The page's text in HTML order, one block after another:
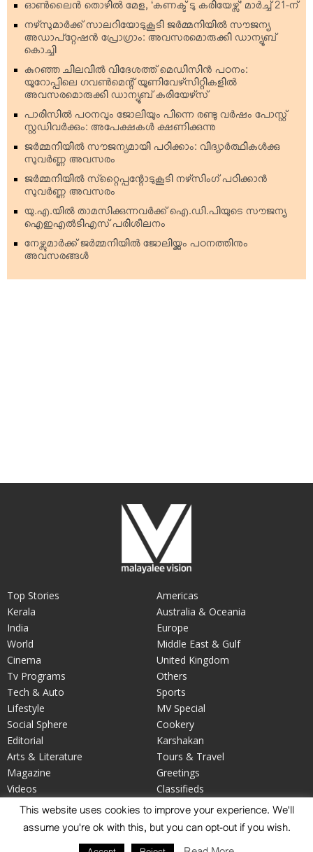
ഓണ്‍ലൈന്‍ തൊഴില്‍ മേള, ‘കണക്ട് ടു കരിയേഴ്സ്’ മാര്‍ച്ച് 21-ന്
നഴ്‌സുമാര്‍ക്ക് സാലറിയോടുകൂടി ജര്‍മ്മനിയില്‍ സൗജന്യ
അഡാപ്റ്റേഷന്‍ പ്രോഗ്രാം: അവസരമൊരുക്കി ഡാന്യൂബ്
കൊച്ചി
കുറഞ്ഞ ചിലവില്‍ വിദേശത്ത് മെഡിസിന്‍ പഠനം:
യൂറോപ്പിലെ ഗവണ്‍മെന്റ് യൂണിവേഴ്‌സിറ്റികളില്‍
അവസരമൊരുക്കി ഡാന്യൂബ് കരിയേഴ്‌സ്
പാരിസില്‍ പഠനവും ജോലിയും പിന്നെ രണ്ടു വര്‍ഷം പോസ്റ്റ്
സ്റ്റഡിവര്‍ക്കും: അപേക്ഷകള്‍ ക്ഷണിക്കുന്നു
ജര്‍മ്മനിയില്‍ സൗജന്യമായി പഠിക്കാം: വിദ്യാര്‍ത്ഥികള്‍ക്കു
സുവര്‍ണ്ണ അവസരം
ജര്‍മ്മനിയില്‍ സ്‌റ്റൈപ്പന്റോടുകൂടി നഴ്‌സിംഗ് പഠിക്കാന്‍
സുവര്‍ണ്ണ അവസരം
യു.എ.യില്‍ താമസിക്കുന്നവര്‍ക്ക് ഐ.ഡി.പിയുടെ സൗജന്യ
ഐഇഎല്‍ടിഎസ് പരിശീലനം
നേഴ്സുമാര്‍ക്ക് ജര്‍മ്മനിയില്‍ ജോലിയ്ക്കും പഠനത്തിനും
അവസരങ്ങള്‍
Top Stories
Kerala
India
World
Cinema
Tv Programs
Tech & Auto
Americas
Australia & Oceania
Europe
Middle East & Gulf
United Kingdom
Others
Sports
Lifestyle
Social Sphere
Editorial
Arts & Literature
Magazine
Videos
Your Say
MV Special
Cookery
Karshakan
Tours & Travel
Greetings
Classifieds
Obituary
This website uses cookies to improve your experience. We'll
assume you're ok with this, but you can opt-out if you wish.